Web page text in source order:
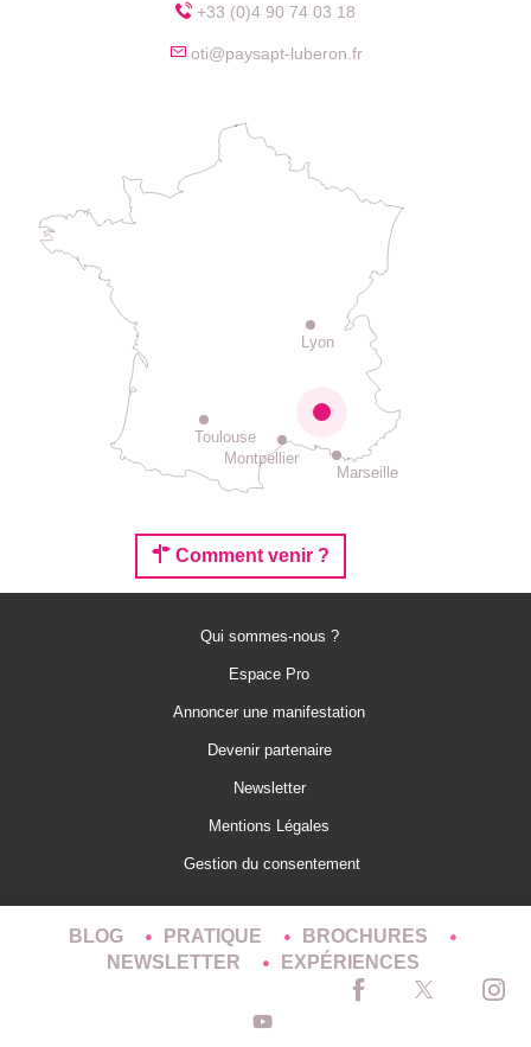
+33 (0)4 90 74 03 18
oti@paysapt-luberon.fr
Lyon
Montpellier
Toulouse
Marseille
Comment venir ?
Qui sommes-nous ?
Espace Pro
Annoncer une manifestation
Devenir partenaire
Newsletter
Mentions Légales
Gestion du consentement
BLOG PRATIQUE
BROCHURES
NEWSLETTER
EXPÉRIENCES